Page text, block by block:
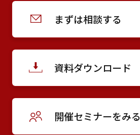
まずは相談する
資料ダウンロード
開催セミナーをみる